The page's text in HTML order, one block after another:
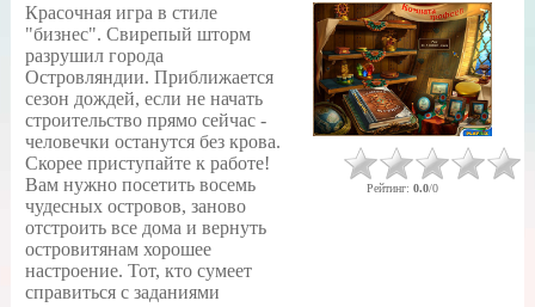
Красочная игра в стиле
"бизнес". Свирепый шторм
разрушил города
Островляндии. Приближается
сезон дождей, если не начать
строительство прямо сейчас -
человечки останутся без крова.
Скорее приступайте к работе!
Вам нужно посетить восемь
чудесных островов, заново
отстроить все дома и вернуть
островитянам хорошее
настроение. Тот, кто сумеет
справиться с заданиями
Рейтинг: 0.0/0